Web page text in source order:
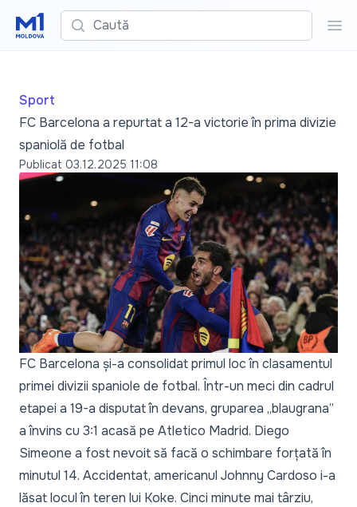
Caută
Sport
FC Barcelona a repurtat a 12-a victorie în prima divizie
spaniolă de fotbal
Publicat 03.12.2025 11:08
FC Barcelona și-a consolidat primul loc în clasamentul
primei divizii spaniole de fotbal. Într-un meci din cadrul
etapei a 19-a disputat în devans, gruparea „blaugrana”
a învins cu 3:1 acasă pe Atletico Madrid. Diego
Simeone a fost nevoit să facă o schimbare forțată în
minutul 14. Accidentat, americanul Johnny Cardoso i-a
lăsat locul în teren lui Koke. Cinci minute mai târziu,